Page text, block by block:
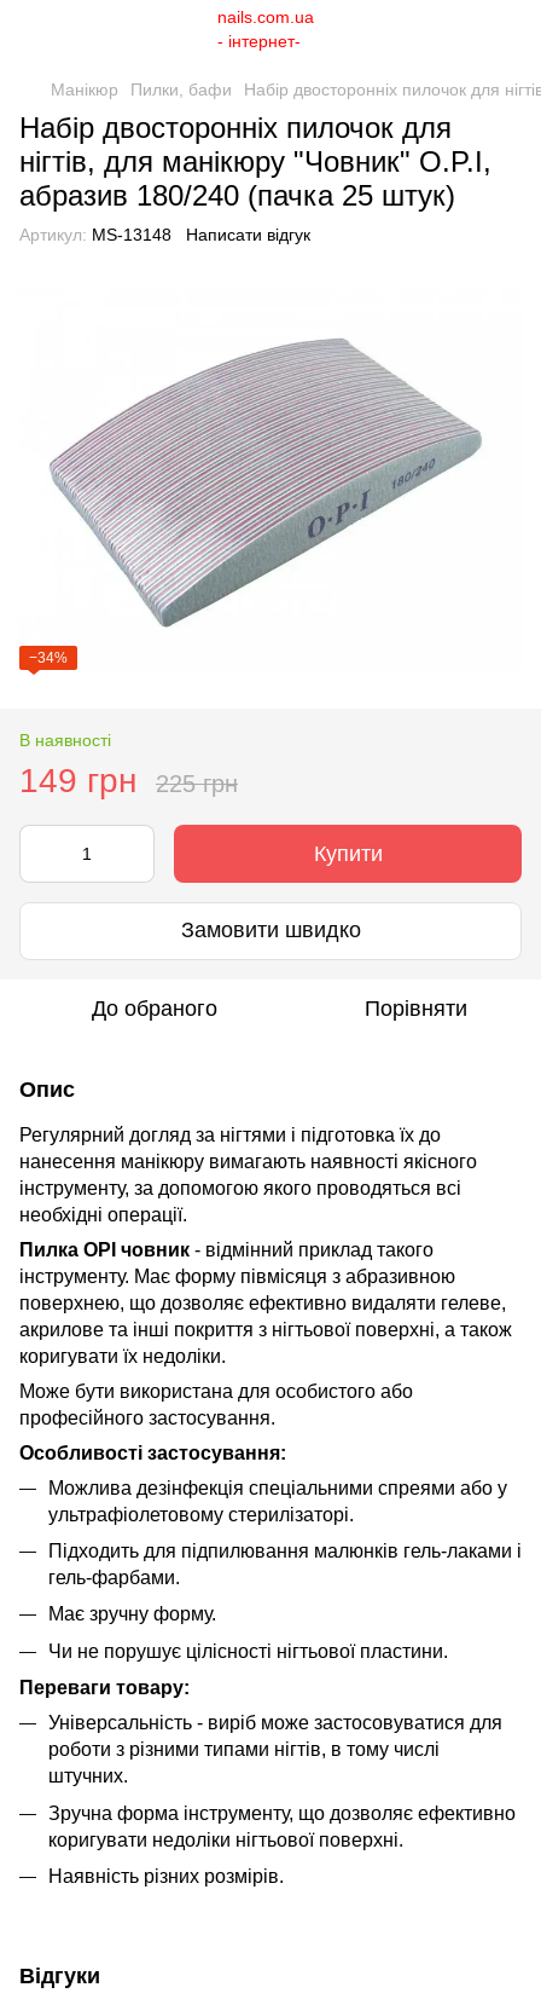
Манікюр Пилки, бафи Набір двосторонніх пилочок для
Набір двосторонніх пилочок для
нігтів, для манікюру "Човник" O.P.I,
абразив 180/240 (пачка 25 штук)
Артикул: MS-13148 Написати відгук
−34%
В наявності
149 грн 225 грн
Купити
Замовити швидко
До обраного Порівняти
Опис
Регулярний догляд за нігтями і підготовка їх до
нанесення манікюру вимагають наявності якісного
інструменту, за допомогою якого проводяться всі
необхідні операції.
Пилка OPI човник - відмінний приклад такого
інструменту. Має форму півмісяця з абразивною
поверхнею, що дозволяє ефективно видаляти гелеве,
акрилове та інші покриття з нігтьової поверхні, а також
коригувати їх недоліки.
Може бути використана для особистого або
професійного застосування.
Особливості застосування:
Можлива дезінфекція спеціальними спреями або у
ультрафіолетовому стерилізаторі.
Підходить для підпилювання малюнків гель-лаками і
гель-фарбами.
Має зручну форму.
Чи не порушує цілісності нігтьової пластини.
Переваги товару:
Універсальність - виріб може застосовуватися для
роботи з різними типами нігтів, в тому числі
штучних.
Зручна форма інструменту, що дозволяє ефективно
коригувати недоліки нігтьової поверхні.
Наявність різних розмірів.
Відгуки